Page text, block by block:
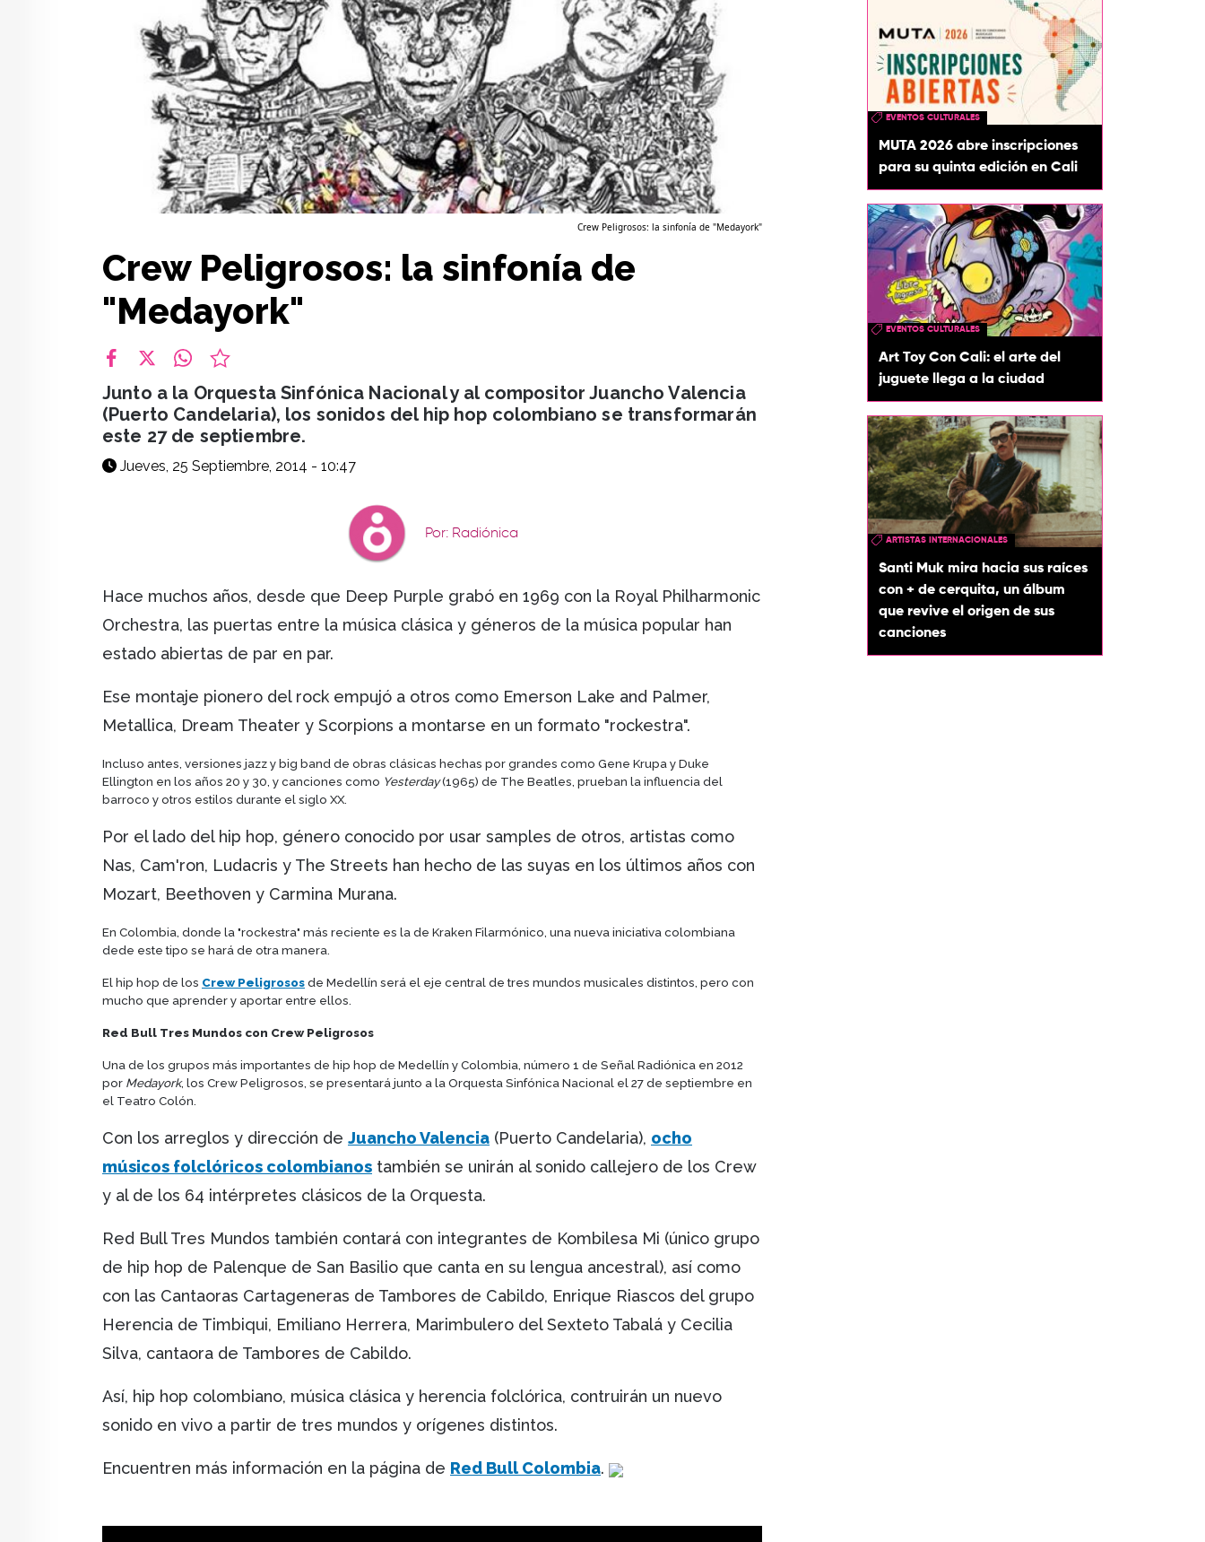
Crew Peligrosos: la sinfonía de "Medayork"
Crew Peligrosos: la sinfonía de
"Medayork"
Junto a la Orquesta Sinfónica Nacional y al compositor Juancho Valencia
(Puerto Candelaria), los sonidos del hip hop colombiano se transformarán
este 27 de septiembre.
Jueves, 25 Septiembre, 2014 - 10:47
Por: Radiónica
Hace muchos años, desde que Deep Purple grabó en 1969 con la Royal Philharmonic
Orchestra, las puertas entre la música clásica y géneros de la música popular han
estado abiertas de par en par.
Ese montaje pionero del rock empujó a otros como Emerson Lake and Palmer,
Metallica, Dream Theater y Scorpions a montarse en un formato "rockestra".
Incluso antes, versiones jazz y big band de obras clásicas hechas por grandes como Gene Krupa y Duke
Ellington en los años 20 y 30, y canciones como Yesterday(1965) de The Beatles, prueban la influencia del
barroco y otros estilos durante el siglo XX.
Por el lado del hip hop, género conocido por usar samples de otros, artistas como
Nas, Cam'ron, Ludacris y The Streets han hecho de las suyas en los últimos años con
Mozart, Beethoven y Carmina Murana.
En Colombia, donde la "rockestra" más reciente es la de Kraken Filarmónico, una nueva iniciativa colombiana
dede este tipo se hará de otra manera.
El hip hop de los Crew Peligrososde Medellín será el eje central de tres mundos musicales distintos, pero con
mucho que aprender y aportar entre ellos.
Red Bull Tres Mundos con Crew Peligrosos
Una de los grupos más importantes de hip hop de Medellín y Colombia, número 1 de Señal Radiónica en 2012
por Medayork, los Crew Peligrosos, se presentará junto a la Orquesta Sinfónica Nacional el 27 de septiembre en
el Teatro Colón.
Con los arreglos y dirección de Juancho Valencia (Puerto Candelaria), ocho
músicos folclóricos colombianos también se unirán al sonido callejero de los Crew
y al de los 64 intérpretes clásicos de la Orquesta.
Red Bull Tres Mundos también contará con integrantes de Kombilesa Mi (único grupo
de hip hop de Palenque de San Basilio que canta en su lengua ancestral), así como
con las Cantaoras Cartageneras de Tambores de Cabildo, Enrique Riascos del grupo
Herencia de Timbiqui, Emiliano Herrera, Marimbulero del Sexteto Tabalá y Cecilia
Silva, cantaora de Tambores de Cabildo.
Así, hip hop colombiano, música clásica y herencia folclórica, contruirán un nuevo
sonido en vivo a partir de tres mundos y orígenes distintos.
Encuentren más información en la página de Red Bull Colombia.
EVENTOS CULTURALES
MUTA 2026 abre inscripciones
para su quinta edición en Cali
EVENTOS CULTURALES
Art Toy Con Cali: el arte del
juguete llega a la ciudad
ARTISTAS INTERNACIONALES
Santi Muk mira hacia sus raíces
con + de cerquita, un álbum
que revive el origen de sus
canciones